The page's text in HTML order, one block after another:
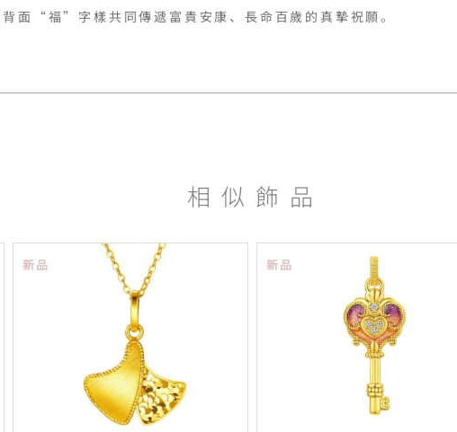
面“福”字樣共同傳遞富貴安康、長命百歲的真摯祝願。
相似飾品
新品 新品